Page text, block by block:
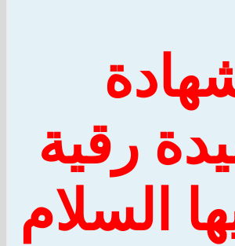
رقية
السلام